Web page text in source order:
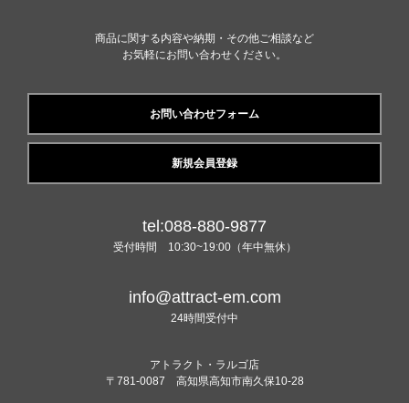
商品に関する内容や納期・その他ご相談など
お気軽にお問い合わせください。
お問い合わせフォーム
新規会員登録
tel:088-880-9877
受付時間 10:30~19:00（年中無休）
info@attract-em.com
24時間受付中
アトラクト・ラルゴ店
〒781-0087 高知県高知市南久保10-28